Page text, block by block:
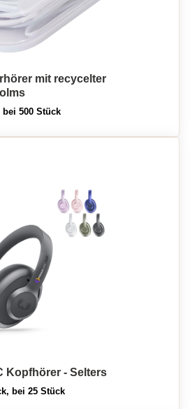
mit recycelter
bei 500 Stück
Kopfhörer - Selters
bei 25 Stück